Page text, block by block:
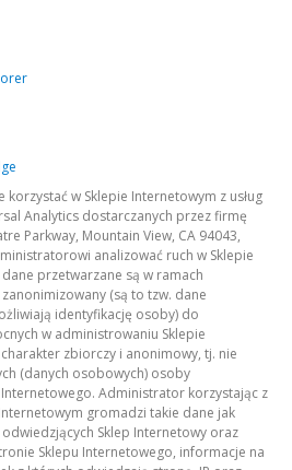
w Sklepie Internetowym z usług
Analytics dostarczanych przez firmę
Parkway, Mountain View, CA 94043,
analizować ruch w Sklepie
przetwarzane są w ramach
(są to tzw. dane
identyfikację osoby) do
w administrowaniu Sklepie
zbiorczy i anonimowy, tj. nie
(danych osobowych) osoby
Administrator korzystając z
gromadzi takie dane jak
Sklep Internetowy oraz
Sklepu Internetowego, informacje na